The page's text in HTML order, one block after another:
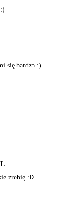
się bardzo :)
zrobię :D